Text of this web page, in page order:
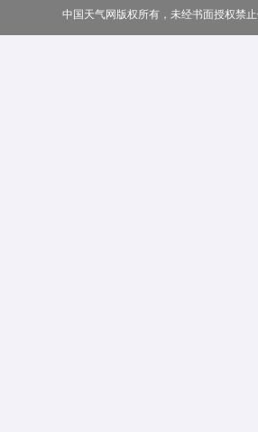
中国天气网版权所有，未经书面授权